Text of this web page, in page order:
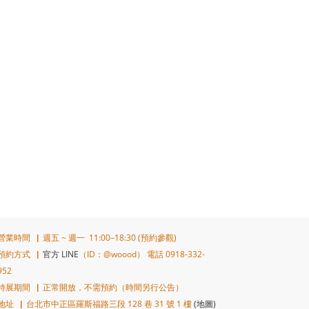
業時間▕ 週五 ~ 週一 11:00–18:30 (預約參觀)
約方式▕ 官方 LINE （ID：@woood） 電話 0918-332-
展期間▕ 正常開放，不需預約（時間另行公告）
址▕ 台北市中正區羅斯福路三段 128 巷 31 號 1 樓(地圖)